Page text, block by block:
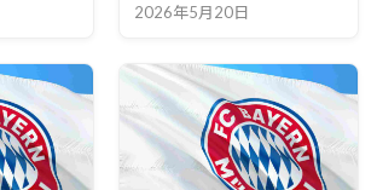
2026年5月20日